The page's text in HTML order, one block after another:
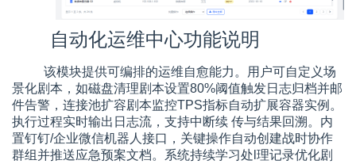
自动化运维中心功能说明
该模块提供可编排的运维自愈能力。用户可自定义场
景化剧本，如磁盘清理剧本设置80%阈值触发日志归档并邮
件告警，连接池扩容剧本监控TPS指标自动扩展容器实例。
执行过程实时输出日志流，支持中断续 传与结果回溯。内
置钉钉/企业微信机器人接口，关键操作自动创建战时协作
群组并推送应急预案文档。系统持续学习处l理记录优化剧